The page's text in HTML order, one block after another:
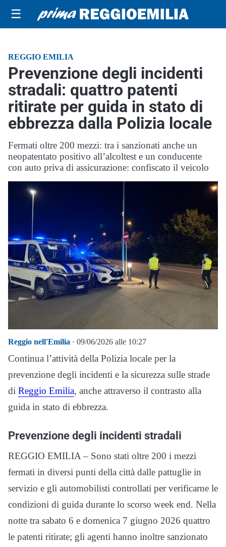
☰
REGGIO EMILIA
Prevenzione degli incidenti
stradali: quattro patenti
ritirate per guida in stato di
ebbrezza dalla Polizia locale
Fermati oltre 200 mezzi: tra i sanzionati anche un
neopatentato positivo all’alcoltest e un conducente
con auto priva di assicurazione: confiscato il veicolo
Reggio nell'Emilia · 09/06/2026 alle 10:27
Continua l’attività della Polizia locale per la
prevenzione degli incidenti e la sicurezza sulle strade
di Reggio Emilia, anche attraverso il contrasto alla
guida in stato di ebbrezza.
Prevenzione degli incidenti stradali
REGGIO EMILIA – Sono stati oltre 200 i mezzi
fermati in diversi punti della città dalle pattuglie in
servizio e gli automobilisti controllati per verificarne le
condizioni di guida durante lo scorso week end. Nella
notte tra sabato 6 e domenica 7 giugno 2026 quattro
le patenti ritirate; gli agenti hanno inoltre sanzionato